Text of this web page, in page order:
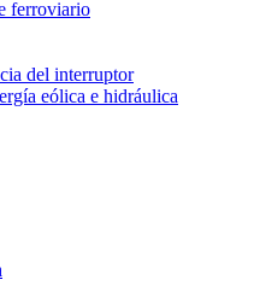
ferroviario
del interruptor
eólica e hidráulica